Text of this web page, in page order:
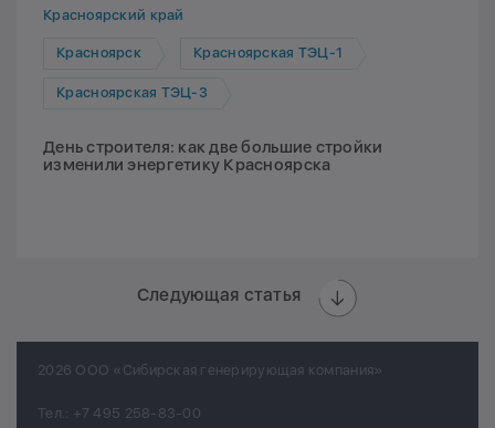
Красноярский край
Красноярск Красноярская ТЭЦ-1
Красноярская ТЭЦ-3
День строителя: как две большие стройки
изменили энергетику Красноярска
Следующая статья
2026 ООО «Сибирская генерирующая компания»
Тел.: +7 495 258-83-00